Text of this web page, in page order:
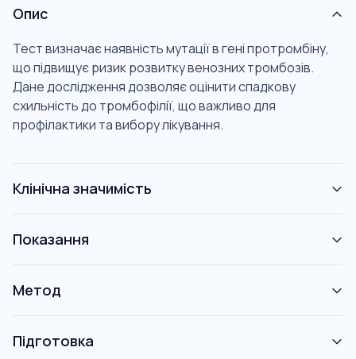
Опис
Тест визначає наявність мутації в гені протромбіну,
що підвищує ризик розвитку венозних тромбозів.
Дане дослідження дозволяє оцінити спадкову
схильність до тромбофілії, що важливо для
профілактики та вибору лікування.
Клінічна значимість
Показання
Метод
Підготовка